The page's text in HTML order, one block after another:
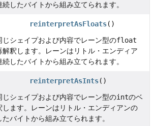
したバイトから組み立てられます。
reinterpretAsFloats()
じシェイプおよび内容でレーン型のfloat
釈します。レーンはリトル・エンディア
したバイトから組み立てられます。
reinterpretAsInts()
じシェイプおよび内容でレーン型のintのベ
します。レーンはリトル・エンディアンの
バイトから組み立てられます。